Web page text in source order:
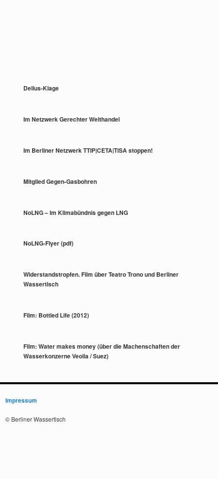
Delius-Klage
Im Netzwerk Gerechter Welthandel
Im Berliner Netzwerk TTIP|CETA|TiSA stoppen!
Mitglied Gegen-Gasbohren
NoLNG – Im Klimabündnis gegen LNG
NoLNG-Flyer (pdf)
Widerstandstropfen. Film über Teatro Trono und Berliner
Wassertisch
Film: Bottled Life (2012)
Film: Water makes money (über die Machenschaften der
Wasserkonzerne Veolia / Suez)
Impressum
© Berliner Wassertisch